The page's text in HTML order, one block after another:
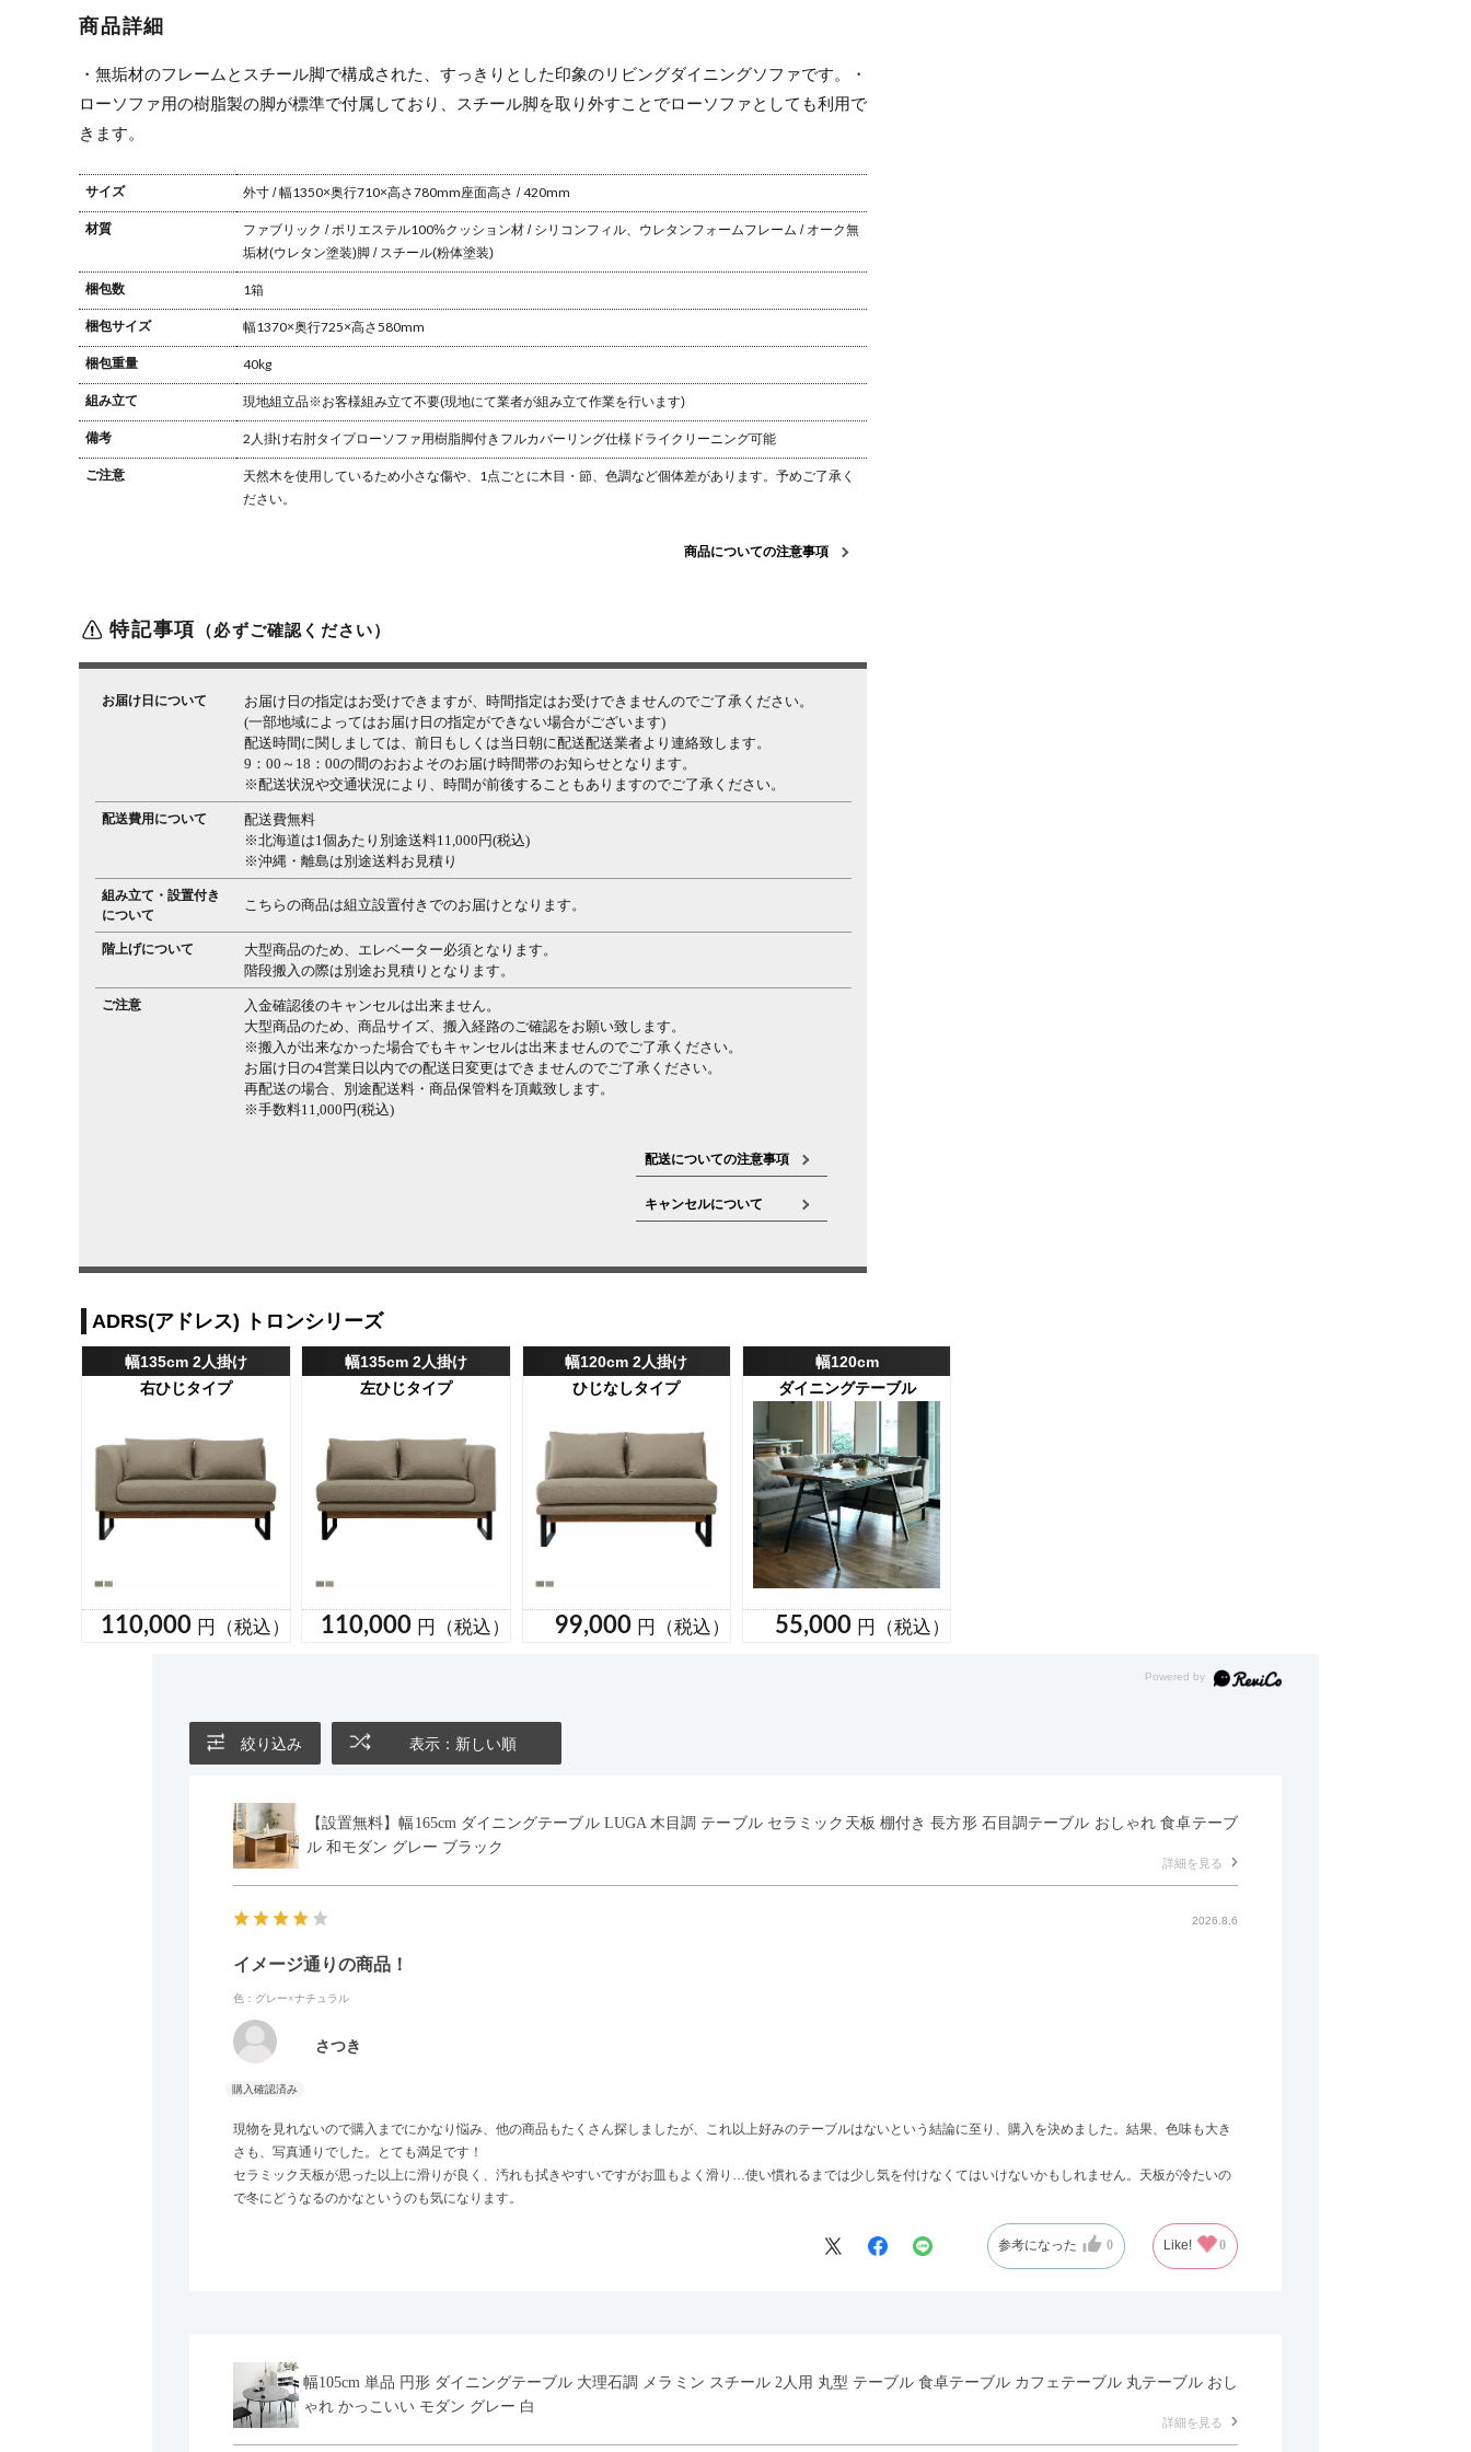
肘ソファ オー
ブリック スチ
スチール脚
商品詳細
・無垢材のフレームとスチール脚で構成された、すっきりとした印象のリビングダイニングソファです。
・
ローソファ用の樹脂製の脚が標準で付属しており、スチール脚を取り外すことでローソファとしても利用で
きます。
サイズ 外寸 / 幅1350×奥行710×高さ780mm座面高さ / 420mm
材質 ファブリック / ポリエステル100%クッション材 / シリコンフィル、ウレタンフォームフレーム / オーク無
垢材(ウレタン塗装)脚 / スチール(粉体塗装)
梱包数 1箱
梱包サイズ 幅1370×奥行725×高さ580mm
梱包重量 40kg
組み立て 現地組立品※お客様組み立て不要(現地にて業者が組み立て作業を行います)
備考 2人掛け右肘タイプローソファ用樹脂脚付き フルカバーリング仕様 ドライクリーニング可能
ご注意
天然木を使用しているため小さな傷や、1点ごとに木目・節、色調など個体差があります。予めご了承く
ださい。
商品についての注意事項
特記事項 （必ずご確認ください）
お届け日について
お届け日の指定はお受けできますが、時間指定はお受けできませんのでご了承ください。
(一部地域によってはお届け日の指定ができない場合がございます)
配送時間に関しましては、前日もしくは当日朝に配送配送業者より連絡致します。
9：00～18：00の間のおおよそのお届け時間帯のお知らせとなります。
※配送状況や交通状況により、時間が前後することもありますのでご了承ください。
配送費用について
配送費無料
※北海道は1個あたり別途送料11,000円(税込)
※沖縄・離島は別途送料お見積り
組み立て・設置付き
について
こちらの商品は組立設置付きでのお届けとなります。
階上げについて
大型商品のため、エレベーター必須となります。
階段搬入の際は別途お見積りとなります。
ご注意
入金確認後のキャンセルは出来ません。
大型商品のため、商品サイズ、搬入経路のご確認をお願い致します。
※搬入が出来なかった場合でもキャンセルは出来ませんのでご了承ください。
お届け日の4営業日以内での配送日変更はできませんのでご了承ください。
再配送の場合、別途配送料・商品保管料を頂戴致します。
※手数料11,000円(税込)
配送についての注意事項
キャンセルについて
絞り込み 表示：新しい順
【設置無料】幅165cm ダイニングテーブル LUGA 木目調 テーブル セラミック天板 棚付き 長方形 石目調テーブル おしゃれ 食卓テーブ
ル 和モダン グレー ブラック
詳細を見る
2026.8.6
イメージ通りの商品！
色：グレー×ナチュラル
さつき
現物を見れないので購入までにかなり悩み、他の商品もたくさん探しましたが、これ以上好みのテーブルはないという結論に至り、購入を決めました。結果、色味も大き
さも、写真通りでした。とても満足です！
セラミック天板が思った以上に滑りが良く、汚れも拭きやすいですがお皿もよく滑り…使い慣れるまでは少し気を付けなくてはいけないかもしれません。天板が冷たいの
で冬にどうなるのかなというのも気になります。
参考になった 0 Like! 0
幅105cm 単品 円形 ダイニングテーブル 大理石調 メラミン スチール 2人用 丸型 テーブル 食卓テーブル カフェテーブル 丸テーブル おし
ゃれ かっこいい モダン グレー 白
詳細を見る